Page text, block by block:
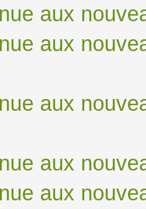
aux
aux
aux
aux
aux